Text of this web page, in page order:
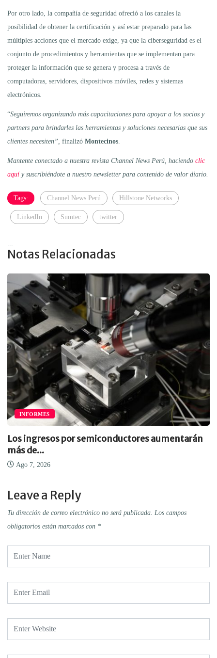
Por otro lado, la compañía de seguridad ofreció a los canales la
posibilidad de obtener la certificación y así estar preparado para las
múltiples acciones que el mercado exige, ya que la ciberseguridad es el
conjunto de procedimientos y herramientas que se implementan para
proteger la información que se genera y procesa a través de
computadoras, servidores, dispositivos móviles, redes y sistemas
electrónicos.
“Seguiremos organizando más capacitaciones para apoyar a los socios y
partners para brindarles las herramientas y soluciones necesarias que sus
clientes necesiten”, finalizó Montecinos
Mantente conectado a nuestra revista Channel News Perú, haciendo clic
aquíy suscribiéndote a nuestro newsletter para contenido de valor diario.
Tags: Channel News Perú Hillstone Networks
LinkedIn Sumtec twitter
Notas Relacionadas
INFORMES
Los ingresos por semiconductores aumentarán
más de...
Ago 7, 2026
Leave a Reply
Tu dirección de correo electrónico no será publicada. Los campos
obligatorios están marcados con *